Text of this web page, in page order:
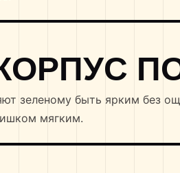
зеленому быть ярким без
мягким.